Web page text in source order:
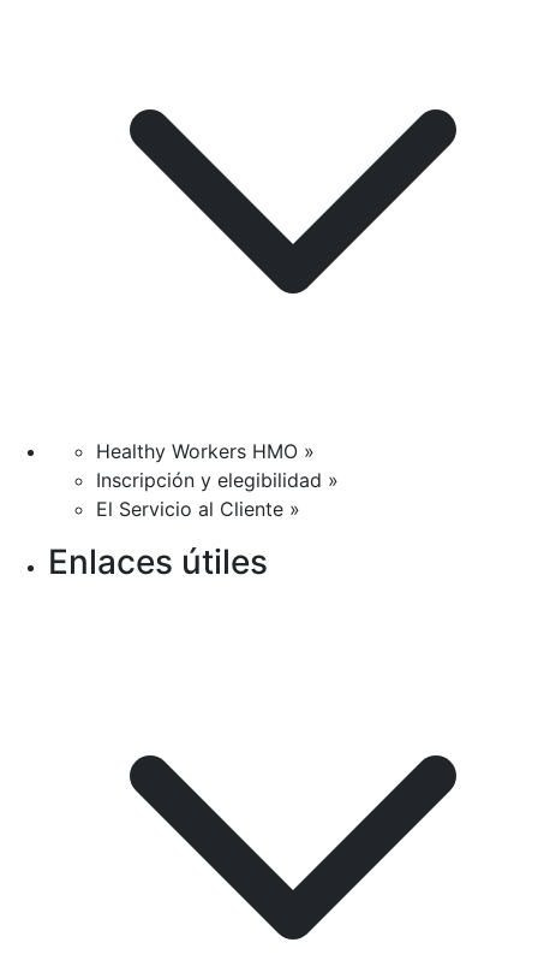
Healthy Workers HMO »
Inscripción y elegibilidad »
El Servicio al Cliente »
Enlaces útiles